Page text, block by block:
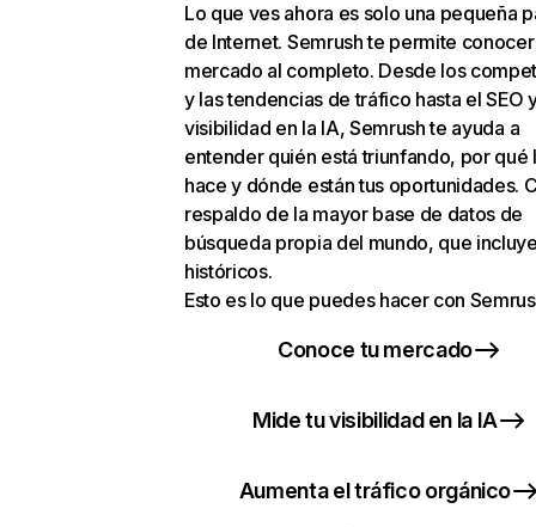
Lo que ves ahora es solo una pequeña
de Internet. Semrush te permite
mercado al completo. Desde los
y las tendencias de tráfico hasta el SEO
visibilidad en la IA, Semrush te ayuda a
entender quién está triunfando, por qué
hace y dónde están tus oportunidades.
respaldo de la mayor base de datos de
búsqueda propia del mundo, que
históricos.
Esto es lo que puedes hacer con
Conoce tu mercado
Mide tu visibilidad en la IA
Aumenta el tráfico orgánico